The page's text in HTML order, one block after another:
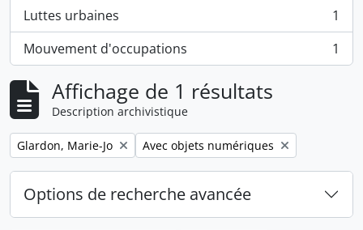
Luttes urbaines
, 1 résultats
1
Mouvement d'occupations
, 1 résultats 1
Affichage de 1 résultats
Description archivistique
Remove filter:
Glardon, Marie-Jo Remove filter:
Avec objets numériques
Options de recherche avancée